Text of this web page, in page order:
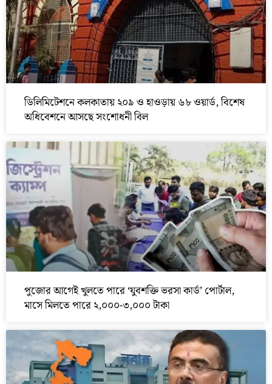
ডিলিমিটেশনে কলকাতায় ২০৯ ও হাওড়ায় ৬৮ ওয়ার্ড, বিশেষ
অধিবেশনে আসছে সংশোধনী বিল
পুজোর আগেই খুলতে পারে ‘যুবশক্তি ভরসা কার্ড’ পোর্টাল,
মাসে মিলতে পারে ২,০০০-৩,০০০ টাকা